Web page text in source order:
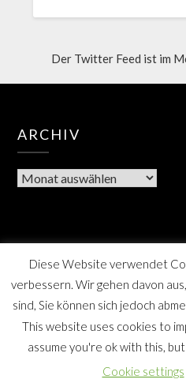
Der Twitter Feed ist im
ARCHIV
Berner Bote, die
und Umgebung, SPD
Diese Website verwendet
verbessern. Wir gehen davon
sind, Sie können sich jedoch
This website uses cookies to
assume you're ok with this,
Cookie settings